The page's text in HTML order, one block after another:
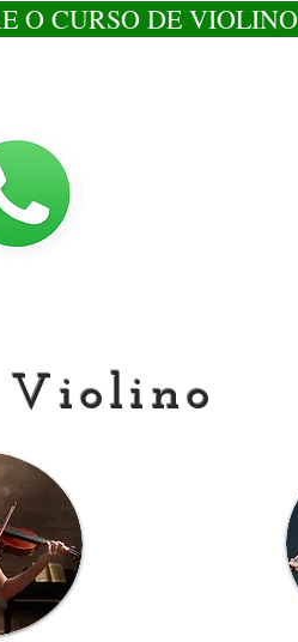
O CURSO DE VIOLINO
Violino